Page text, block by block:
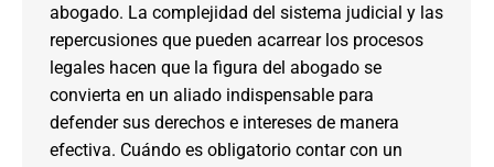
abogado. La complejidad del sistema judicial y las
repercusiones que pueden acarrear los procesos
legales hacen que la figura del abogado se
convierta en un aliado indispensable para
defender sus derechos e intereses de manera
efectiva. Cuándo es obligatorio contar con un